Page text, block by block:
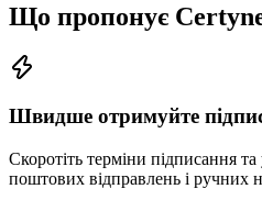
Що пропонує
Швидше отримуйте
Скоротіть терміни підписання
поштових відправлень і ручних